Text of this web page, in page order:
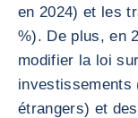
en 2024) et les
%). De plus, en
modifier la loi
investissements
étrangers) et